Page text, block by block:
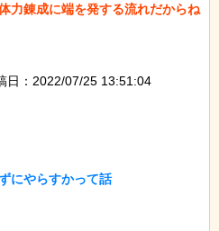
力錬成に端を発する流れだからね
日：2022/07/25 13:51:04
にやらすかって話